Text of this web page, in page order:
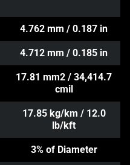
4.762 mm / 0.187 in
4.712 mm / 0.185 in
17.81 mm2 / 34,414.7
cmil
17.85 kg/km / 12.0
lb/kft
3% of Diameter